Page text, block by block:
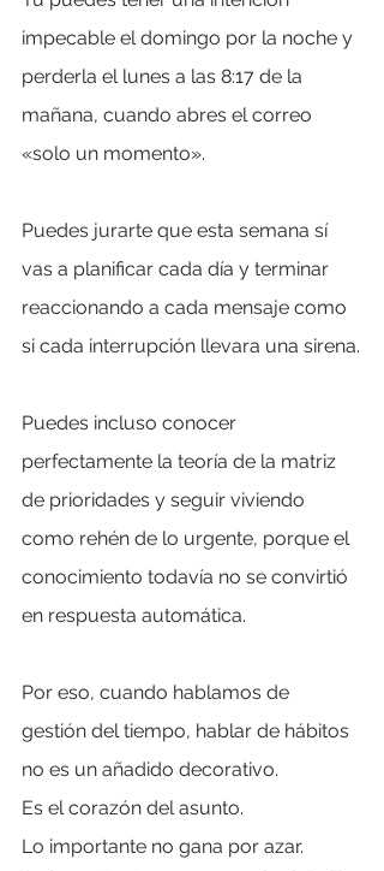
impecable el domingo por la noche y
perderla el lunes a las 8:17 de la
mañana, cuando abres el correo
«solo un momento».
Puedes jurarte que esta semana sí
vas a planificar cada día y terminar
reaccionando a cada mensaje como
si cada interrupción llevara una sirena.
Puedes incluso conocer
perfectamente la teoría de la matriz
de prioridades y seguir viviendo
como rehén de lo urgente, porque el
conocimiento todavía no se convirtió
en respuesta automática.
Por eso, cuando hablamos de
gestión del tiempo, hablar de hábitos
no es un añadido decorativo.
Es el corazón del asunto.
Lo importante no gana por azar.